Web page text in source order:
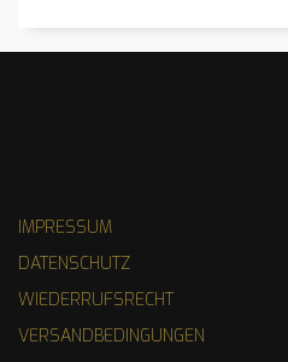
IMPRESSUM
DATENSCHUTZ
WIEDERRUFSRECHT
VERSANDBEDINGUNGEN